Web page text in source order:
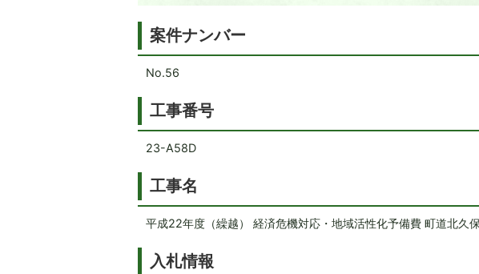
案件ナンバー
No.56
工事番号
23-A58D
工事名
平成22年度（繰越） 経済危機対応・地域活性化予備費 町道北久
入札情報